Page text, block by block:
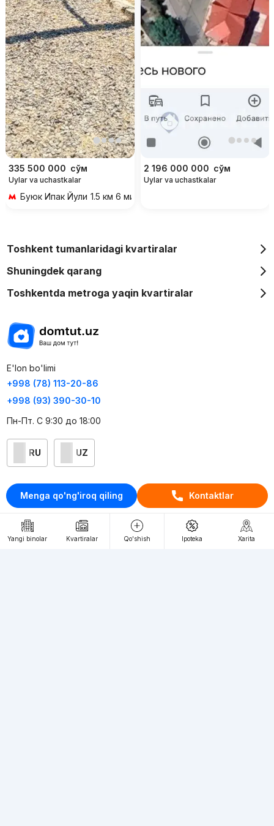
Menga qo'ng'iroq qiling Kontaktlar
335 500 000 сўм
Uylar va uchastkalar
Буюк Ипак Йули 1.5 км 6 мин transportda
2 196 000 000 сўм
Uylar va uchastkalar
Yangi binolar Kvartiralar Qo'shish Ipoteka Xarita
Toshkent tumanlaridagi kvartiralar
Shuningdek qarang
Toshkentda metroga yaqin kvartiralar
E'lon bo'limi
+998 (78) 113-20-86
+998 (93) 390-30-10
Пн-Пт. С 9:30 до 18:00
RU UZ
Kontaktlar
loyiha haqida
Webnow © loyihasi